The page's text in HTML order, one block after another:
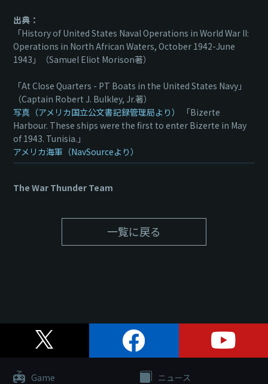
出典：
「History of United States Naval Operations in World War II:
Operations in North African Waters, October 1942-June
1943」（Samuel Eliot Morison著）
「At Close Quarters - PT Boats in the United States Navy」
（Captain Robert J. Bulkley, Jr.著）
写真（アメリカ国立公文書記録管理局より）
「Bizerte
Harbour. These ships were the first to enter Bizerte in May
of 1943. Tunisia.」
アメリカ海軍（NavSourceより）
The War Thunder Team
一覧に戻る
Game
ニュース